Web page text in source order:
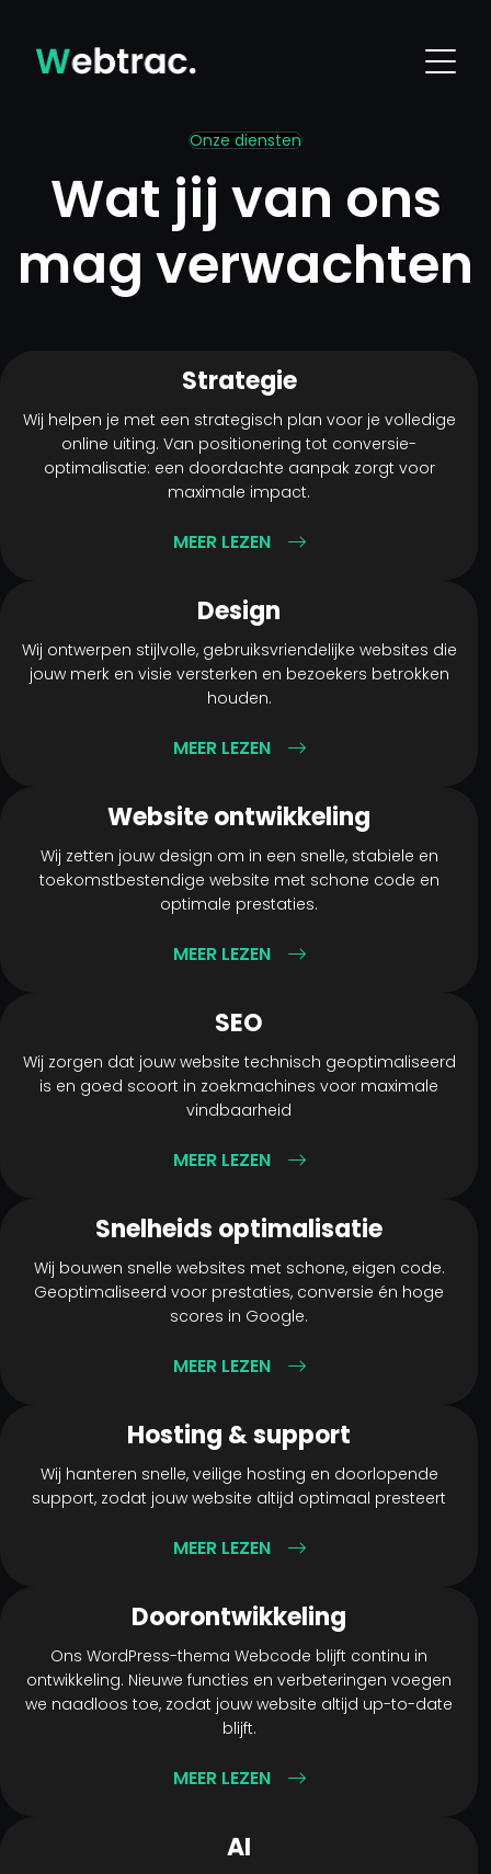
Onze diensten
Wat jij van ons
mag verwachten
Strategie
Wij helpen je met een strategisch plan voor je volledige
online uiting. Van positionering tot conversie-
optimalisatie: een doordachte aanpak zorgt voor
maximale impact.
MEER LEZEN
Design
Wij ontwerpen stijlvolle, gebruiksvriendelijke websites die
jouw merk en visie versterken en bezoekers betrokken
houden.
MEER LEZEN
Website ontwikkeling
Wij zetten jouw design om in een snelle, stabiele en
toekomstbestendige website met schone code en
optimale prestaties.
MEER LEZEN
SEO
Wij zorgen dat jouw website technisch geoptimaliseerd
is en goed scoort in zoekmachines voor maximale
vindbaarheid
MEER LEZEN
Snelheids optimalisatie
Wij bouwen snelle websites met schone, eigen code.
Geoptimaliseerd voor prestaties, conversie én hoge
scores in Google.
MEER LEZEN
Hosting & support
Wij hanteren snelle, veilige hosting en doorlopende
support, zodat jouw website altijd optimaal presteert
MEER LEZEN
Doorontwikkeling
Ons WordPress-thema Webcode blijft continu in
ontwikkeling. Nieuwe functies en verbeteringen voegen
we naadloos toe, zodat jouw website altijd up-to-date
blijft.
MEER LEZEN
AI
Projecten
Over ons